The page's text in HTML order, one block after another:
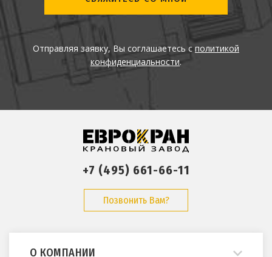
Отправляя заявку, Вы соглашаетесь сполитикой
конфиденциальности.
+7 (495) 661-66-11
Позвонить Вам?
О КОМПАНИИ